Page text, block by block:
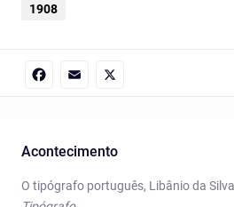
1908
Acontecimento
O tipógrafo português, Libânio da